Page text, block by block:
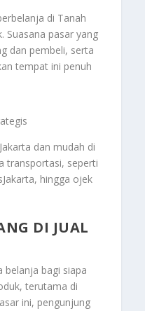
di Tanah
Suasana pasar yang
dan pembeli, serta
tempat ini penuh
dan mudah di
transportasi, seperti
hingga ojek
DI JUAL
belanja bagi siapa
terutama di
ini, pengunjung